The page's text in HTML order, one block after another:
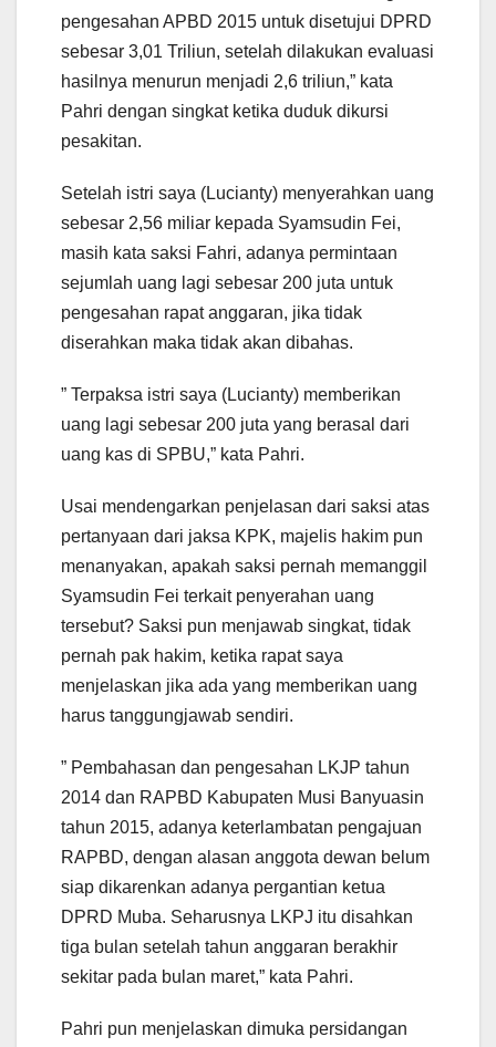
pengesahan APBD 2015 untuk disetujui DPRD
sebesar 3,01 Triliun, setelah dilakukan evaluasi
hasilnya menurun menjadi 2,6 triliun,” kata
Pahri dengan singkat ketika duduk dikursi
pesakitan.
Setelah istri saya (Lucianty) menyerahkan uang
sebesar 2,56 miliar kepada Syamsudin Fei,
masih kata saksi Fahri, adanya permintaan
sejumlah uang lagi sebesar 200 juta untuk
pengesahan rapat anggaran, jika tidak
diserahkan maka tidak akan dibahas.
” Terpaksa istri saya (Lucianty) memberikan
uang lagi sebesar 200 juta yang berasal dari
uang kas di SPBU,” kata Pahri.
Usai mendengarkan penjelasan dari saksi atas
pertanyaan dari jaksa KPK, majelis hakim pun
menanyakan, apakah saksi pernah memanggil
Syamsudin Fei terkait penyerahan uang
tersebut? Saksi pun menjawab singkat, tidak
pernah pak hakim, ketika rapat saya
menjelaskan jika ada yang memberikan uang
harus tanggungjawab sendiri.
” Pembahasan dan pengesahan LKJP tahun
2014 dan RAPBD Kabupaten Musi Banyuasin
tahun 2015, adanya keterlambatan pengajuan
RAPBD, dengan alasan anggota dewan belum
siap dikarenkan adanya pergantian ketua
DPRD Muba. Seharusnya LKPJ itu disahkan
tiga bulan setelah tahun anggaran berakhir
sekitar pada bulan maret,” kata Pahri.
Pahri pun menjelaskan dimuka persidangan